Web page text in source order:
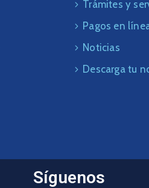
Trámites y
Pagos en
Noticias
Descarga tu
Síguenos